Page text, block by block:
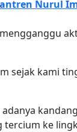
Nurul
sejak kami
tercium ke